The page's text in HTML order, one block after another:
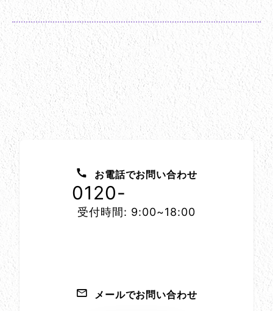
お電話でお問い合わせ
0120-
受付時間: 9:00~18:00
メールでお問い合わせ